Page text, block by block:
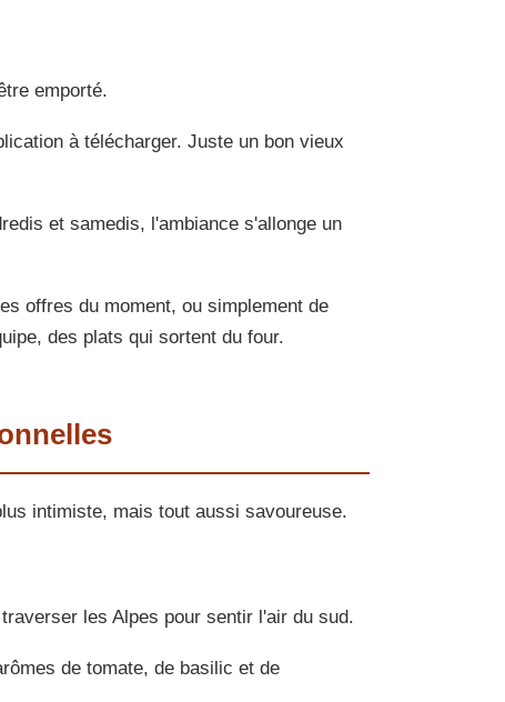
emporté.
à télécharger. Juste un bon vieux
et samedis, l'ambiance s'allonge un
offres du moment, ou simplement de
des plats qui sortent du four.
intimiste, mais tout aussi savoureuse.
les Alpes pour sentir l'air du sud.
de tomate, de basilic et de